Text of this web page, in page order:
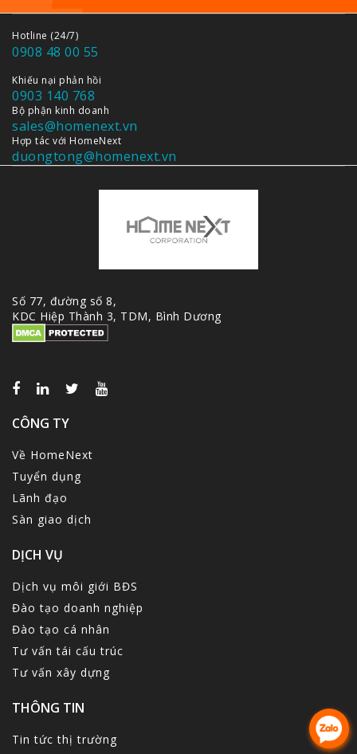
Hotline (24/7)
0908 48 00 55
Khiếu nại phản hồi
0903 140 768
Bộ phận kinh doanh
sales@homenext.vn
Hợp tác với HomeNext
duongtong@homenext.vn
Số 77, đường số 8,
KDC Hiệp Thành 3, TDM, Bình Dương
CÔNG TY
Về HomeNext
Tuyển dụng
Lãnh đạo
Sàn giao dịch
DỊCH VỤ
Dịch vụ môi giới BĐS
Đào tạo doanh nghiệp
Đào tạo cá nhân
Tư vấn tái cấu trúc
Tư vấn xây dựng
THÔNG TIN
Tin tức thị trường